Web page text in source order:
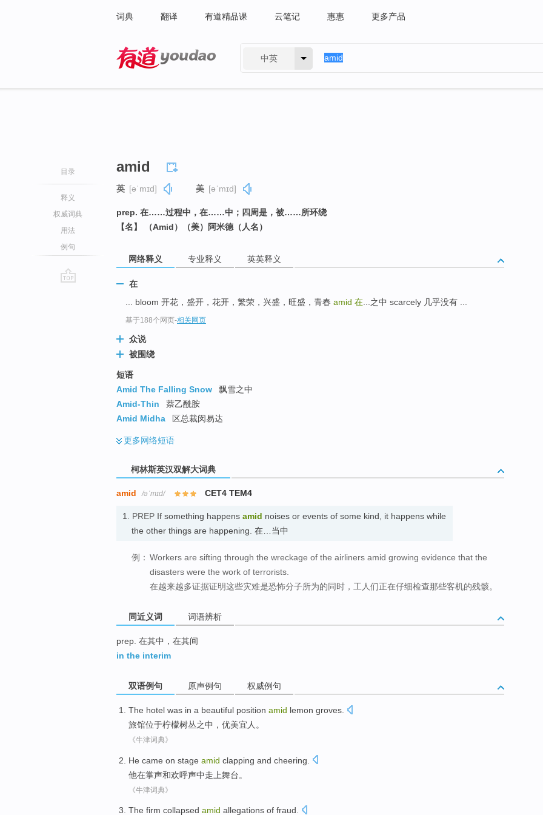
词典 翻译 有道精品课 云笔记 惠惠 更多产品
中英
目录
释义
权威词典
用法
例句
amid
英 [əˈmɪd] 美 [əˈmɪd]
prep. 在……过程中，在……中；四周是，被……所环绕
【名】 （Amid）（美）阿米德（人名）
网络释义 专业释义 英英释义
在
... bloom 开花，盛开，花开，繁荣，兴盛，旺盛，青春 amid 在 ...之中 scarcely 几乎没有 ...
基于188个网页-相关网页
众说
被围绕
短语
Amid The Falling Snow
飘雪之中
Amid-Thin
萘乙酰胺
Amid Midha
区总裁闵易达
更多网络短语
柯林斯英汉双解大词典
amid /əˈmɪd/ CET4 TEM4
1. PREP If something happens amid noises or events of some kind, it happens while
the other things are happening. 在…当中
例： Workers are sifting through the wreckage of the airliners amid growing evidence that the
disasters were the work of terrorists.
在越来越多证据证明这些灾难是恐怖分子所为的同时，工人们正在仔细检查那些客机的残骸。
同近义词 词语辨析
prep. 在其中，在其间
in the interim
双语例句 原声例句 权威例句
The hotel was in a beautiful position amid lemon groves
旅馆位于柠檬树丛之中 ， 优美宜人。
《牛津词典》
He came on stage amid clapping and cheering
他在掌声和欢呼声中走上舞台。
《牛津词典》
The firm collapsed amid allegations of fraud.